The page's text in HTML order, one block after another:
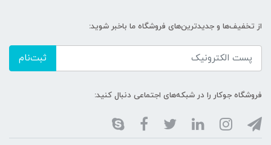
از تخفیف‌ها و جدیدترین‌های فروشگاه ما باخبر شوید:
ثبت‌نام
فروشگاه جوکار را در شبکه‌های اجتماعی دنبال کنید: